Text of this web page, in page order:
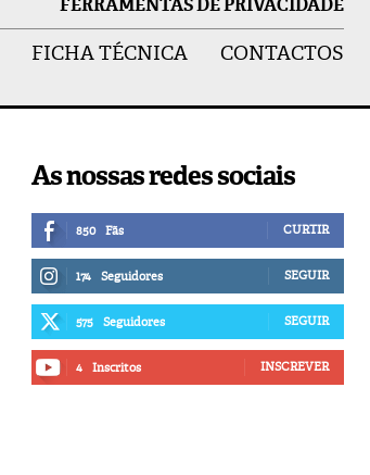
FICHA TÉCNICA CONTACTOS
As nossas redes sociais
850 Fãs CURTIR
174 Seguidores SEGUIR
575 Seguidores SEGUIR
4 Inscritos INSCREVER